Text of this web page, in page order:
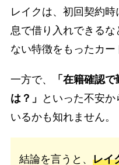
レイクは、初回契約
息で借り入れできる
ない特徴をもったカー
一方で、
「在籍確認
は？」 といった不安
いるかも知れません。
結論を言うと、 レイ